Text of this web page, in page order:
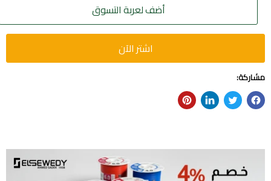
أضف لعربة التسوق
اشتر الآن
مشاركة: